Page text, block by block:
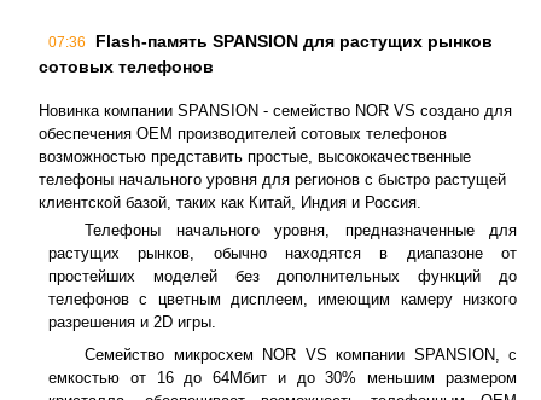
07:36
Flash-память SPANSION для растущих рынков
сотовых телефонов
Новинка компании SPANSION - семейство NOR VS создано для
обеспечения OEM производителей сотовых телефонов
возможностью представить простые, высококачественные
телефоны начального уровня для регионов с быстро растущей
клиентской базой, таких как Китай, Индия и Россия.
Телефоны начального уровня, предназначенные для
растущих рынков, обычно находятся в диапазоне от
простейших моделей без дополнительных функций до
телефонов с цветным дисплеем, имеющим камеру низкого
разрешения и 2D игры.
Семейство микросхем NOR VS компании SPANSION, с
емкостью от 16 до 64Мбит и до 30% меньшим размером